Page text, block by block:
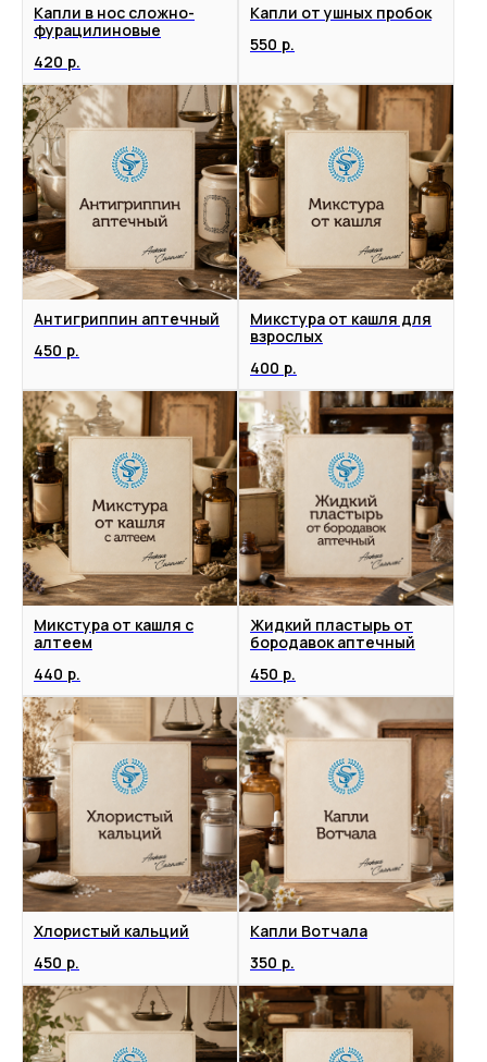
Капли в нос сложно-
фурацилиновые
420 р.
Капли от ушных пробок
550 р.
Антигриппин аптечный
450 р.
Микстура от кашля для
взрослых
400 р.
Микстура от кашля с
алтеем
440 р.
Жидкий пластырь от
бородавок аптечный
450 р.
Хлористый кальций
450 р.
Капли Вотчала
350 р.